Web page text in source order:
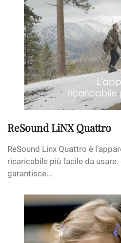
ReSound LiNX Quattro
ReSound Linx Quattro è
ricaricabile più facile da
garantisce...